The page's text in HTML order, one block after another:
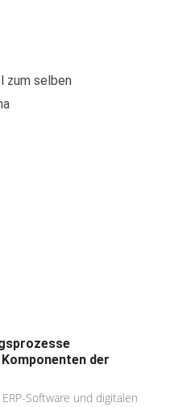
zum selben
der
Software und digitalen